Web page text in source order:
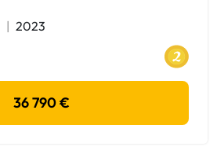
2023
36 790 €